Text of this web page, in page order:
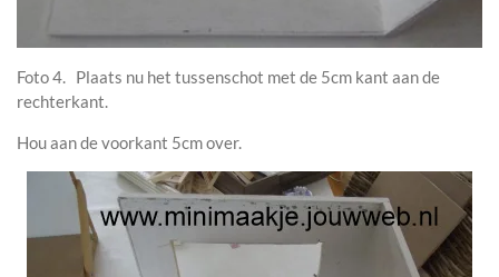
Foto 4. Plaats nu het tussenschot met de 5cm kant aan de
rechterkant.
Hou aan de voorkant 5cm over.